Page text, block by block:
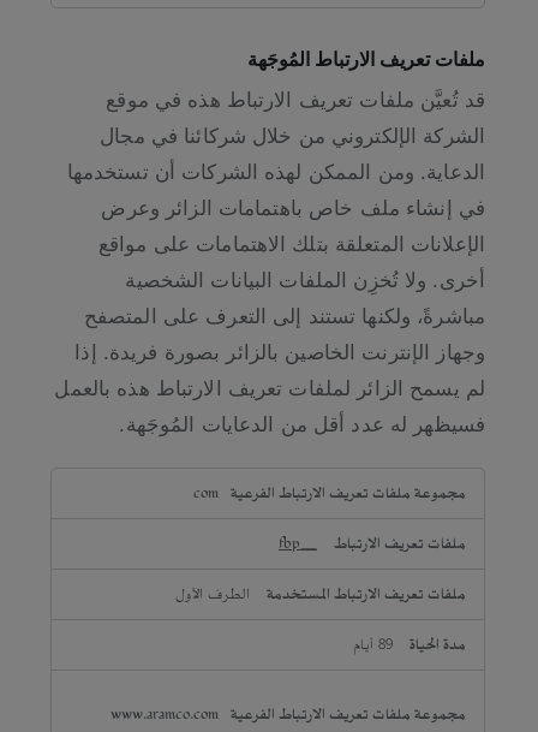
ملفات تعريف الارتباط المُوجَهة
قد تُعيَّن ملفات تعريف الارتباط هذه في موقع
الشركة الإلكتروني من خلال شركائنا في مجال
الدعاية. ومن الممكن لهذه الشركات أن تستخدمها
في إنشاء ملف خاص باهتمامات الزائر وعرض
الإعلانات المتعلقة بتلك الاهتمامات على مواقع
أخرى. ولا تُخزِن الملفات البيانات الشخصية
مباشرةً، ولكنها تستند إلى التعرف على المتصفح
وجهاز الإنترنت الخاصين بالزائر بصورة فريدة. إذا
لم يسمح الزائر لملفات تعريف الارتباط هذه بالعمل
فسيظهر له عدد أقل من الدعايات المُوجَهة.
تعريف
المُوجَهة
com
الطرف الأول
89 أيام
www.aramco.com